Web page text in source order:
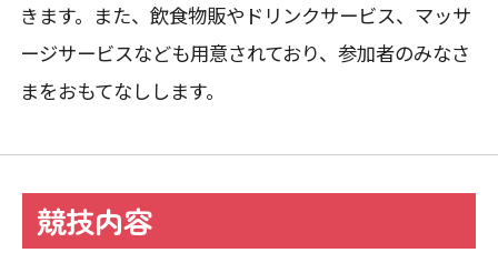
きます。また、飲食物販やドリンクサービス、マッサ
ージサービスなども用意されており、参加者のみなさ
まをおもてなしします。
競技内容